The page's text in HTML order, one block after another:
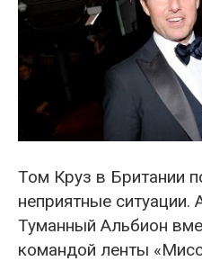
Том Круз в Британии
неприятные ситуации.
Туманный Альбион
командой ленты